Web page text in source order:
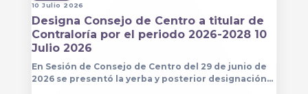
10 Julio 2026
Designa Consejo de Centro a titular de
Contraloría por el periodo 2026-2028 10
Julio 2026
En Sesión de Consejo de Centro del 29 de junio de
2026 se presentó la yerba y posterior designación